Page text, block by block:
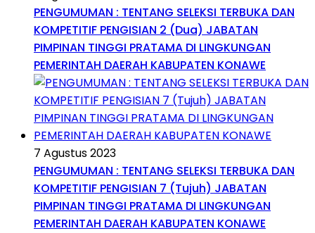
PENGUMUMAN : TENTANG SELEKSI TERBUKA DAN
KOMPETITIF PENGISIAN 2 (Dua) JABATAN
PIMPINAN TINGGI PRATAMA DI LINGKUNGAN
PEMERINTAH DAERAH KABUPATEN KONAWE
7 Agustus 2023
PENGUMUMAN : TENTANG SELEKSI TERBUKA DAN
KOMPETITIF PENGISIAN 7 (Tujuh) JABATAN
PIMPINAN TINGGI PRATAMA DI LINGKUNGAN
PEMERINTAH DAERAH KABUPATEN KONAWE